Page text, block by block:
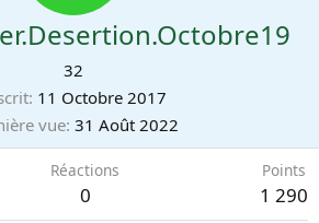
32
11 Octobre 2017
vue 31 Août 2022
Réactions
0
Points
1 290